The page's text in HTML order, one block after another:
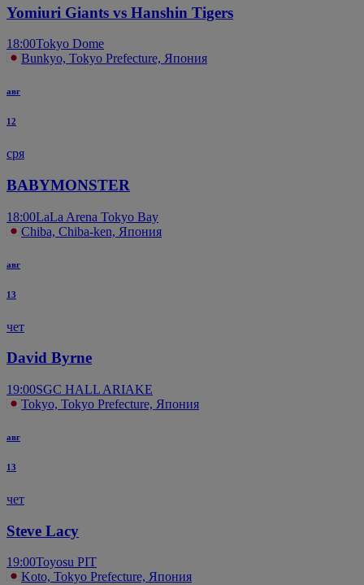
Yomiuri Giants vs Hanshin Tigers
18:00Tokyo Dome
Bunkyo, Tokyo Prefecture, Япония
авг
12
сря
BABYMONSTER
18:00LaLa Arena Tokyo Bay
Chiba, Chiba-ken, Япония
авг
13
чет
David Byrne
19:00SGC HALL ARIAKE
Tokyo, Tokyo Prefecture, Япония
авг
13
чет
Steve Lacy
19:00Toyosu PIT
Koto, Tokyo Prefecture, Япония